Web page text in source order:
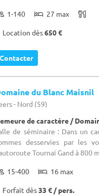
1-140 27 max
Location dès650 €
Contacter
du Blanc Maisnil
- Nord (59)
de caractère /
de séminaire : Dans un
desservies par les
Tournai Gand à 800
15-400 16 max
Forfait dès33 € / pers.